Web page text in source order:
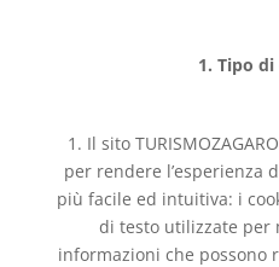
1. Tipo
1. Il sito
per rendere l’esperienza
più facile ed intuitiva: i
di testo utilizzate per
informazioni che possono